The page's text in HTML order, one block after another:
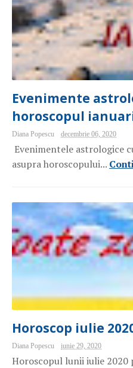
Evenimente
horoscopul
Diana Popescu decembrie 06, 2020
Evenimentele astrologice
asupra horoscopului...
Horoscop iulie
Diana Popescu iunie 29, 2020
Horoscopul lunii iulie